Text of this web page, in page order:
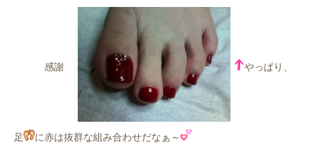
感謝 やっぱり、
足 に赤は抜群な組み合わせだなぁ～